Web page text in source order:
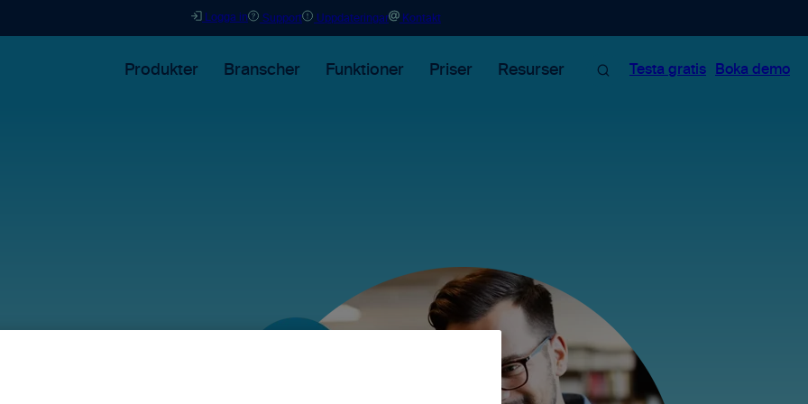
Logga in Support Uppdateringar Kontakt
Produkter Branscher Funktioner Priser Resurser SökTesta gratis Boka demo